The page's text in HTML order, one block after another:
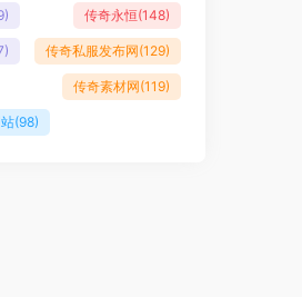
传奇永恒(148)
传奇私服发布网(129)
传奇素材网(119)
(98)